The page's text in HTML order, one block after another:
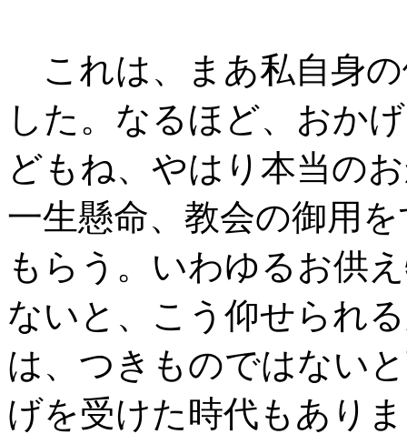
これは、まあ私自身
した。なるほど、おか
どもね、やはり本当の
一生懸命、教会の御用
もらう。いわゆるお供
ないと、こう仰せられ
は、つきものではない
げを受けた時代もあり